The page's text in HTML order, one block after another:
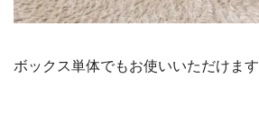
ボックス単体でもお使いいただけます